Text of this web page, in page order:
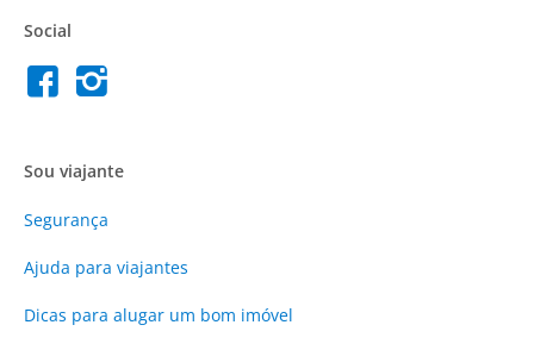
Social
Sou viajante
Segurança
Ajuda para viajantes
Dicas para alugar um bom imóvel